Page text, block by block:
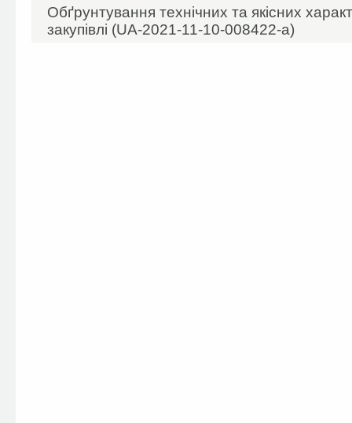
Обґрунтування технічних та якісних
закупівлі (UA-2021-11-10-008422-а)